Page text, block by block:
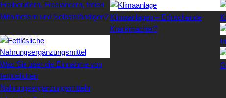
Freiberuflern, Freelancern, freien
Mitarbeitern und Selbstständigen? Klimaanlagen – Erfrischende
Krankmacher?
Was Sie über die Einnahme von
fettlöslichen
Nahrungsergänzungsmitteln